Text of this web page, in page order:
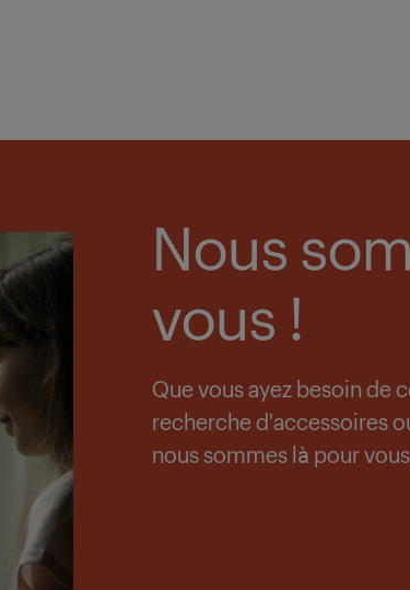
Nous
vous !
Que vous ayez besoin de
recherche d'accessoires
nous sommes là pour